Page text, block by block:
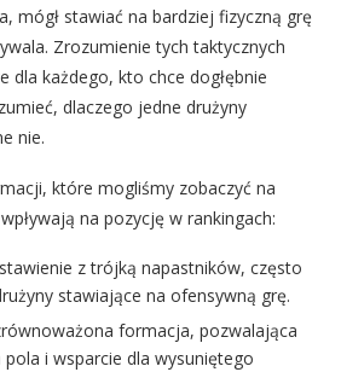
mógł stawiać na bardziej fizyczną grę
Zrozumienie tych taktycznych
dla każdego, kto chce dogłębnie
dlaczego jedne drużyny
nie.
które mogliśmy zobaczyć na
na pozycję w rankingach:
z trójką napastników, często
stawiające na ofensywną grę.
formacja, pozwalająca
i wsparcie dla wysuniętego